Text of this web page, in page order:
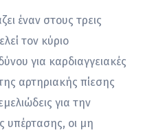
έναν στους τρεις
τον κύριο
για καρδιαγγειακές
αρτηριακής πίεσης
για την
υπέρτασης, οι μη